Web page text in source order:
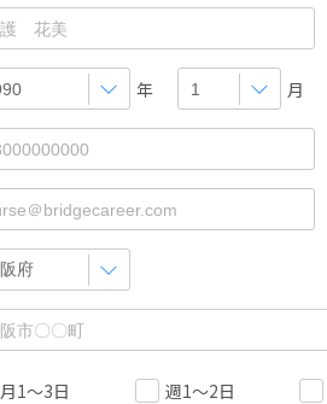
年 月
月1～3日 週1～2日